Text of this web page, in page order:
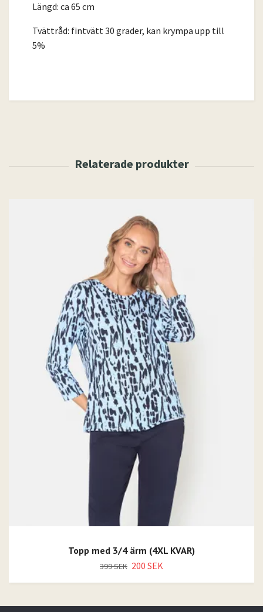
Längd: ca 65 cm
Tvättråd: fintvätt 30 grader, kan krympa upp till
5%
Topp med 3/4 ärm (4XL KVAR)
399 SEK 200 SEK